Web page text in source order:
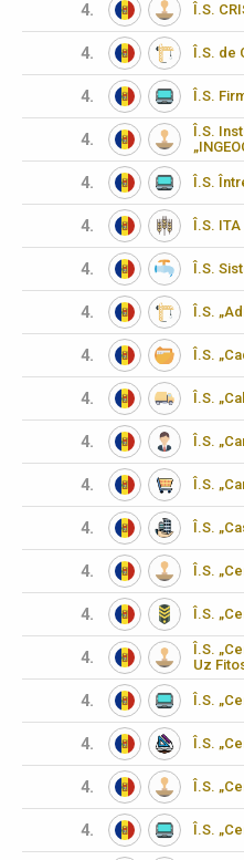
4. Î.S.
4. Î.S. de
4. Î.S.
4.
Î.S.
4. Î.S.
4. Î.S.
4. Î.S.
4. Î.S.
4. Î.S.
4. Î.S.
4. Î.S.
4. Î.S.
4. Î.S.
4. Î.S.
4. Î.S.
4.
Î.S.
Uz
4. Î.S.
4. Î.S.
4. Î.S.
4. Î.S.